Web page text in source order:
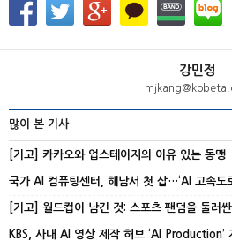
강민정
많이 본 기사
[기고] 카카오와 업스테이지의 이유 있는 동맹
국가 AI 컴퓨팅센터, 해남서 첫 삽…‘AI 고속도
[기고] 월드컵이 남긴 것: 스포츠 팬덤을 둘러
KBS, 사내 AI 영상 제작 허브 ‘AI Production’